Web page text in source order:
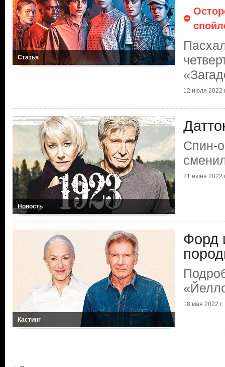
Статья
12 июля 2022
Новость
Спин-
21 июня 2022
Кастинг
Форд
18 мая 2022 г.